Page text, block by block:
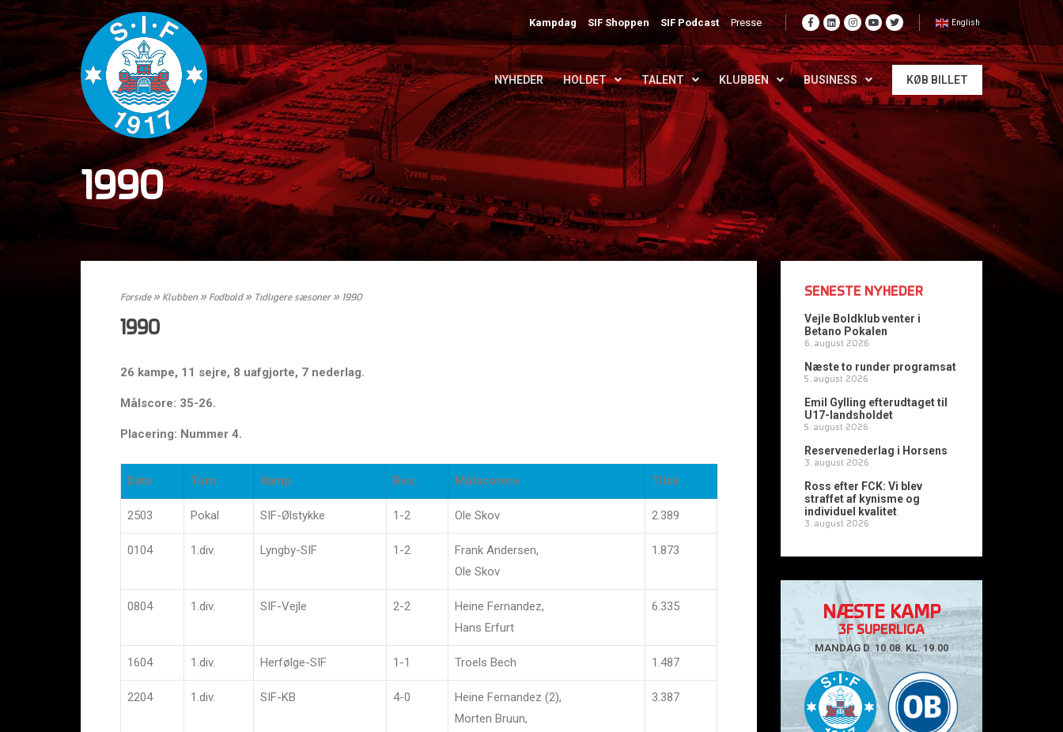
Kampdag SIF Shoppen SIF Podcast Presse English
NYHEDER HOLDET TALENT KLUBBEN BUSINESS KØB BILLET
1990
Forside» Klubben» Fodbold» Tidligere sæsoner» 1990
1990
26 kampe, 11 sejre, 8 uafgjorte, 7 nederlag.
Målscore: 35-26.
Placering: Nummer 4.
Dato Turn. Kamp Res. Målscorere Tilsk.
2503 Pokal SIF-Ølstykke 1-2 Ole Skov 2.389
0104 1.div. Lyngby-SIF 1-2
Frank Andersen,
Ole Skov
1.873
0804 1.div. SIF-Vejle 2-2
Heine Fernandez,
Hans Erfurt
6.335
1604 1.div. Herfølge-SIF 1-1 Troels Bech 1.487
2204 1.div. SIF-KB 4-0
Heine Fernandez (2),
Morten Bruun,
3.387
SENESTE NYHEDER
Vejle Boldklub venter i
Betano Pokalen
6. august 2026
Næste to runder programsat
5. august 2026
Emil Gylling efterudtaget til
U17-landsholdet
5. august 2026
Reservenederlag i Horsens
3. august 2026
Ross efter FCK: Vi blev
straffet af kynisme og
individuel kvalitet
3. august 2026
NÆSTE KAMP
3F SUPERLIGA
MANDAG D. 10.08. KL. 19.00